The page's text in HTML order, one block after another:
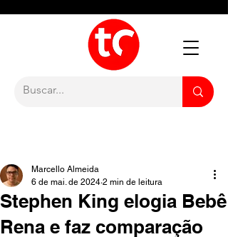
Stephen King elogia Bebê
Rena e faz comparação
Marcello Almeida
6 de mai. de 2024 2 min de leitura